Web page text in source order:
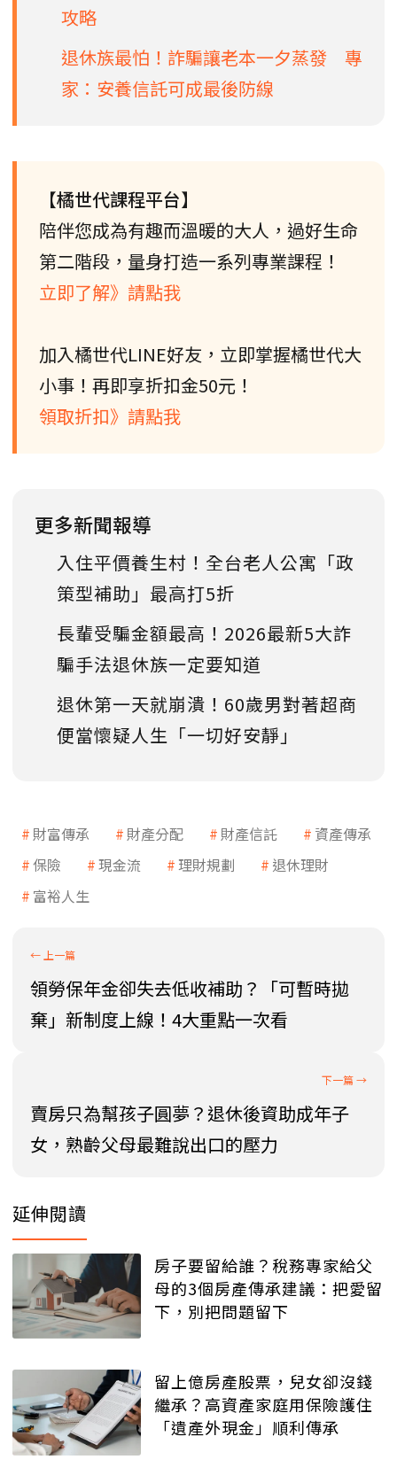
攻略
退休族最怕！詐騙讓老本一夕蒸發 專
家：安養信託可成最後防線
【橘世代課程平台】
陪伴您成為有趣而溫暖的大人，過好生命
第二階段，量身打造一系列專業課程！
立即了解》請點我
加入橘世代LINE好友，立即掌握橘世代大
小事！再即享折扣金50元！
領取折扣》請點我
更多新聞報導
入住平價養生村！全台老人公寓「政
策型補助」最高打5折
長輩受騙金額最高！2026最新5大詐
騙手法退休族一定要知道
退休第一天就崩潰！60歲男對著超商
便當懷疑人生「一切好安靜」
財富傳承 財產分配 財產信託
資產傳承
保險
現金流 理財規劃
退休理財
富裕人生
領勞保年金卻失去低收補助？「可暫時拋
棄」新制度上線！4大重點一次看
賣房只為幫孩子圓夢？退休後資助成年子
女，熟齡父母最難說出口的壓力
延伸閱讀
房子要留給誰？稅務專家給父
母的3個房產傳承建議：把愛留
下，別把問題留下
留上億房產股票，兒女卻沒錢
繼承？高資產家庭用保險護住
「遺產外現金」順利傳承